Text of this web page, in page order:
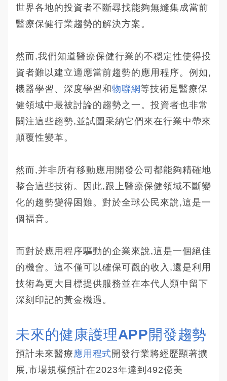
世界各地的投資者不斷尋找能夠無縫集成當前
醫療保健行業趨勢的解決方案。
然而,我們知道醫療保健行業的不穩定性使得投
資者難以建立適應當前趨勢的應用程序。例如,
機器學習、深度學習和物聯網等技術是醫療保
健領域中最被討論的趨勢之一。投資者也非常
關注這些趨勢,並試圖采納它們來在行業中帶來
顛覆性變革。
然而,并非所有移動應用開發公司都能夠精確地
整合這些技術。因此,跟上醫療保健領域不斷變
化的趨勢變得困難。對於全球公民來說,這是一
個福音。
而對於應用程序驅動的企業來說,這是一個絕佳
的機會。這不僅可以確保可觀的收入,還是利用
技術為更大目標提供服務並在本代人類中留下
深刻印記的黃金機遇。
未來的健康護理APP開發趨勢
預計未來醫療 應用程式開發行業將經歷顯著擴
展,市場規模預計在2023年達到492億美